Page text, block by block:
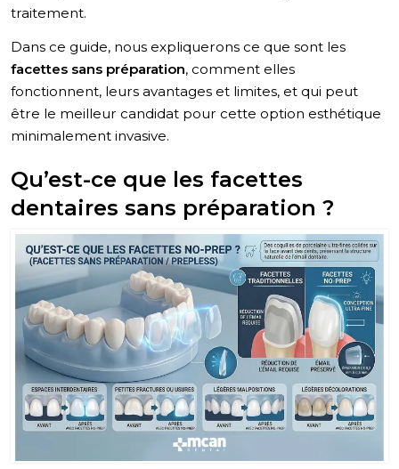
traitement.
Dans ce guide, nous expliquerons ce que sont les
facettes sans préparation, comment elles
fonctionnent, leurs avantages et limites, et qui peut
être le meilleur candidat pour cette option esthétique
minimalement invasive.
Qu’est-ce que les facettes
dentaires sans préparation ?